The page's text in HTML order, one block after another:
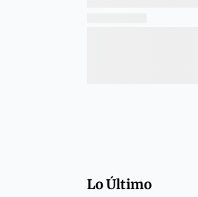
Lo Último